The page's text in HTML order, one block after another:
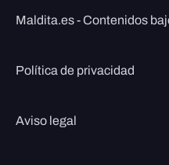
Maldita.es - Contenidos
Política de privacidad
Aviso legal